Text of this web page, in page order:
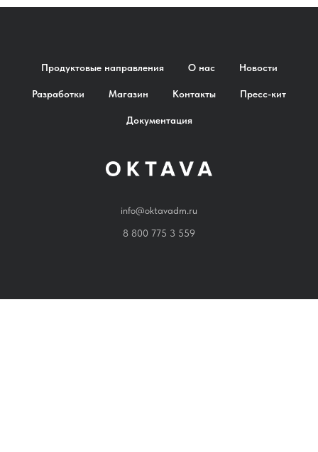
Продуктовые направления О нас Новости
Разработки Магазин Контакты Пресс-кит
Документация
info@oktavadm.ru
8 800 775 3 559